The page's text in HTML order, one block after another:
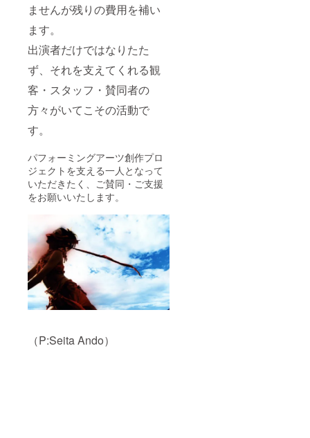
ませんが残りの費用を補い
ます。
出演者だけではなりたた
ず、それを支えてくれる観
客・スタッフ・賛同者の
方々がいてこその活動で
す。
パフォーミングアーツ創作プロ
ジェクトを支える一人となって
いただきたく、ご賛同・ご支援
をお願いいたします。
（P:Seita Ando）